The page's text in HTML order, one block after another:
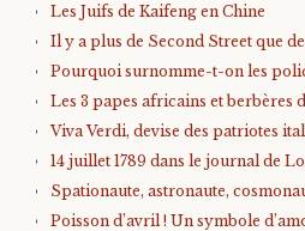
Les Juifs de Kaifeng en Chine
Il y a plus de Second Street que
Pourquoi surnomme-t-on les
Les 3 papes africains et berbères
Viva Verdi, devise des patriotes
14 juillet 1789 dans le journal de
Spationaute, astronaute,
Poisson d’avril ! Un symbole